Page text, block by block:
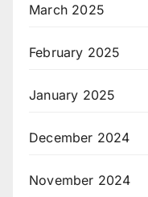
March 2025
February 2025
January 2025
December 2024
November 2024